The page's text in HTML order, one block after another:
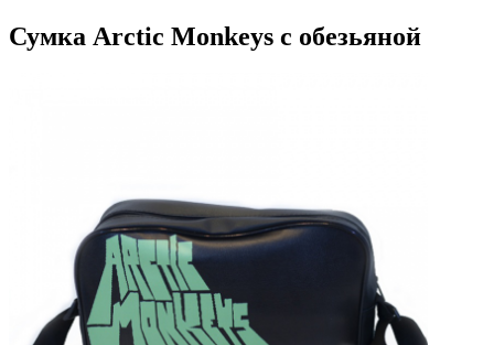
Сумка Arctic Monkeys с обезьяной